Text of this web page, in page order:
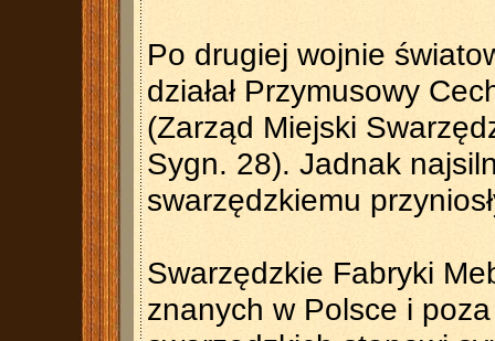
Po drugiej wojnie
działał Przymusowy
(Zarząd Miejski
Sygn. 28). Jadnak
swarzędzkiemu
Swarzędzkie Fabryki
znanych w Polsce i